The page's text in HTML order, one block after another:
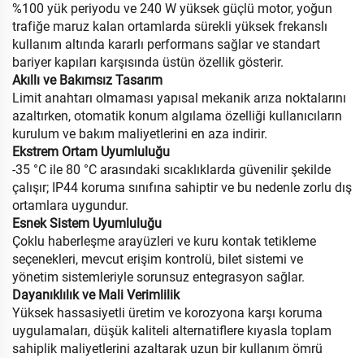
%100 yük periyodu ve 240 W yüksek güçlü motor, yoğun
trafiğe maruz kalan ortamlarda sürekli yüksek frekanslı
kullanım altında kararlı performans sağlar ve standart
bariyer kapıları karşısında üstün özellik gösterir.
Akıllı ve Bakımsız Tasarım
Limit anahtarı olmaması yapısal mekanik arıza noktalarını
azaltırken, otomatik konum algılama özelliği kullanıcıların
kurulum ve bakım maliyetlerini en aza indirir.
Ekstrem Ortam Uyumluluğu
-35 °C ile 80 °C arasındaki sıcaklıklarda güvenilir şekilde
çalışır; IP44 koruma sınıfına sahiptir ve bu nedenle zorlu dış
ortamlara uygundur.
Esnek Sistem Uyumluluğu
Çoklu haberleşme arayüzleri ve kuru kontak tetikleme
seçenekleri, mevcut erişim kontrolü, bilet sistemi ve
yönetim sistemleriyle sorunsuz entegrasyon sağlar.
Dayanıklılık ve Mali Verimlilik
Yüksek hassasiyetli üretim ve korozyona karşı koruma
uygulamaları, düşük kaliteli alternatiflere kıyasla toplam
sahiplik maliyetlerini azaltarak uzun bir kullanım ömrü